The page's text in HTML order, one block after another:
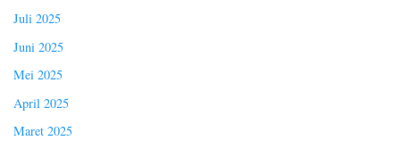
Juli 2025
Juni 2025
Mei 2025
April 2025
Maret 2025